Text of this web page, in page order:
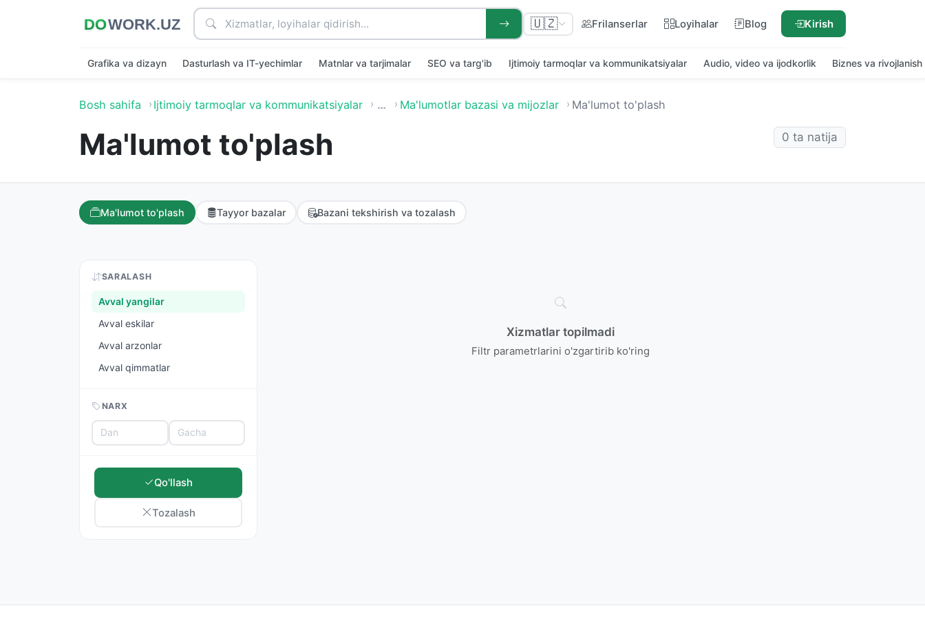
🇺🇿 Frilanserlar Loyihalar Blog Kirish
Grafika va dizayn Dasturlash va IT-yechimlar Matnlar va tarjimalar SEO va targ'ib Ijtimoiy tarmoqlar va kommunikatsiyalar Audio, video va ijodkorlik Biznes va rivojlanish
Bosh sahifa Ijtimoiy tarmoqlar va kommunikatsiyalar … Ma'lumotlar bazasi va mijozlar Ma'lumot to'plash
Ma'lumot to'plash 0 ta natija
Ma'lumot to'plash Tayyor bazalar Bazani tekshirish va tozalash
SARALASH
Avval yangilar
Avval eskilar
Avval arzonlar
Avval qimmatlar
NARX
Qo'llash
Tozalash
Xizmatlar topilmadi
Filtr parametrlarini o'zgartirib ko'ring